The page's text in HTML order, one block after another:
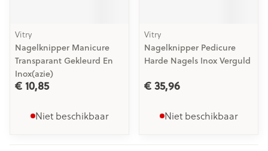
Vitry
Nagelknipper Manicure
Transparant Gekleurd En
Inox(azie)
€ 10,85
Niet beschikbaar
Vitry
Nagelknipper Pedicure
Harde Nagels Inox Verguld
€ 35,96
Niet beschikbaar